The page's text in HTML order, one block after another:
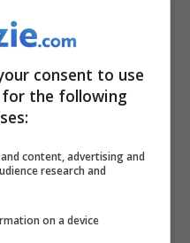
ucraino è
star [VIDEO]
Marzo 2022 - 20:50
consent to use
the following
content, advertising and
research and
on a device